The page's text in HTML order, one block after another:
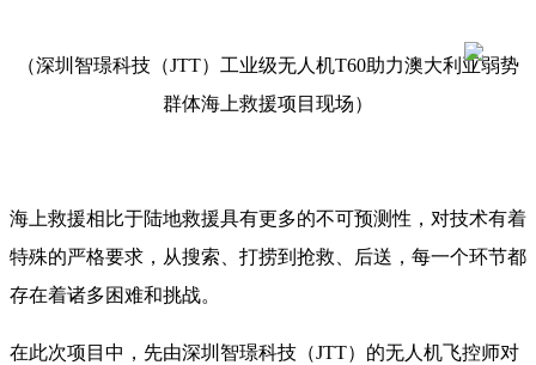
（深圳智璟科技（JTT）工业级无人机T60助力澳大利亚弱势
群体海上救援项目现场）
海上救援相比于陆地救援具有更多的不可预测性，对技术有着
特殊的严格要求，从搜索、打捞到抢救、后送，每一个环节都
存在着诸多困难和挑战。
在此次项目中，先由深圳智璟科技（JTT）的无人机飞控师对